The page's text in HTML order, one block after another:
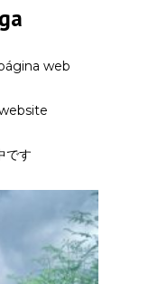
web
です